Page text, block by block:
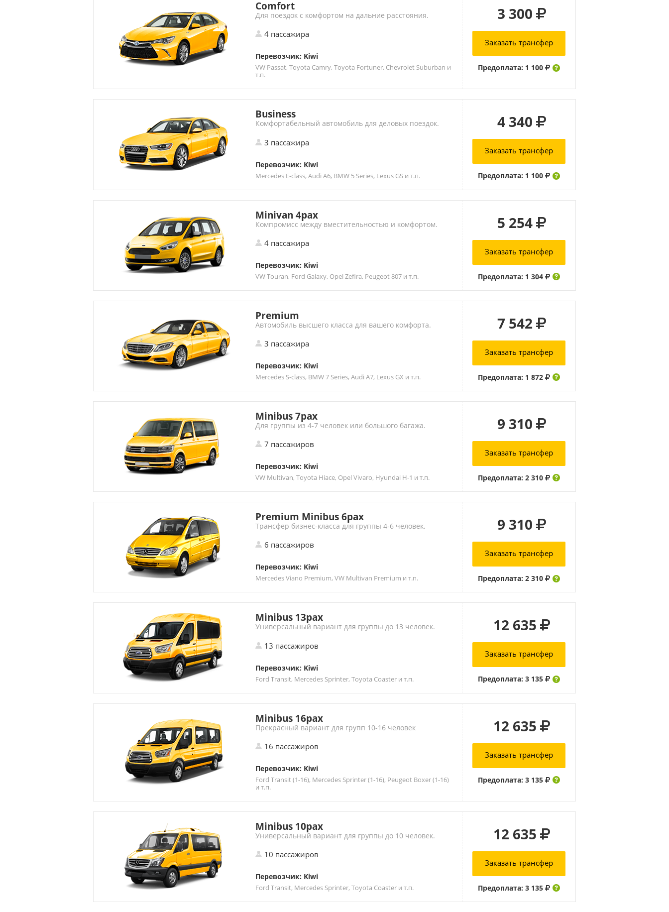
Comfort
Для поездок с комфортом на дальние расстояния.
4 пассажира
Перевозчик: Kiwi
VW Passat, Toyota Camry, Toyota Fortuner, Chevrolet Suburban и
т.п.
3 300
Заказать трансфер
Предоплата: 1 100
Business
Комфортабельный автомобиль для деловых поездок.
3 пассажира
Перевозчик: Kiwi
Mercedes E-class, Audi A6, BMW 5 Series, Lexus GS и т.п.
4 340
Заказать трансфер
Предоплата: 1 100
Minivan 4pax
Компромисс между вместительностью и комфортом.
4 пассажира
Перевозчик: Kiwi
VW Touran, Ford Galaxy, Opel Zefira, Peugeot 807 и т.п.
5 254
Заказать трансфер
Предоплата: 1 304
Premium
Автомобиль высшего класса для вашего комфорта.
3 пассажира
Перевозчик: Kiwi
Mercedes S-class, BMW 7 Series, Audi A7, Lexus GX и т.п.
7 542
Заказать трансфер
Предоплата: 1 872
Minibus 7pax
Для группы из 4-7 человек или большого багажа.
7 пассажиров
Перевозчик: Kiwi
VW Multivan, Toyota Hiace, Opel Vivaro, Hyundai H-1 и т.п.
9 310
Заказать трансфер
Предоплата: 2 310
Premium Minibus 6pax
Трансфер бизнес-класса для группы 4-6 человек.
6 пассажиров
Перевозчик: Kiwi
Mercedes Viano Premium, VW Multivan Premium и т.п.
9 310
Заказать трансфер
Предоплата: 2 310
Minibus 13pax
Универсальный вариант для группы до 13 человек.
13 пассажиров
Перевозчик: Kiwi
Ford Transit, Mercedes Sprinter, Toyota Coaster и т.п.
12 635
Заказать трансфер
Предоплата: 3 135
Minibus 16pax
Прекрасный вариант для групп 10-16 человек
16 пассажиров
Перевозчик: Kiwi
Ford Transit (1-16), Mercedes Sprinter (1-16), Peugeot Boxer (1-16)
и т.п.
12 635
Заказать трансфер
Предоплата: 3 135
Minibus 10pax
Универсальный вариант для группы до 10 человек.
10 пассажиров
Перевозчик: Kiwi
Ford Transit, Mercedes Sprinter, Toyota Coaster и т.п.
12 635
Заказать трансфер
Предоплата: 3 135